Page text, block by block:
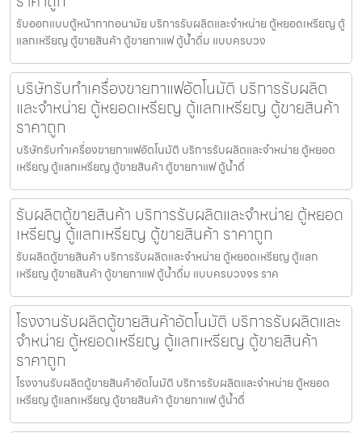
รับออกแบบตู้หน้ากากอนามัย บริการรับผลิตและจำหน่าย ตู้หยอดเหรียญ ตู้
แลกเหรียญ ตู้ขายสินค้า ตู้ขายกาแฟ ตู้น้ำดื่ม แบบครบวง
บริษัทรับทำเครื่องขายกาแฟ​อัตโนมัติ บริการรับผลิต
และจำหน่าย ตู้หยอดเหรียญ ตู้แลกเหรียญ ตู้ขายสินค้า
ราคาถูก
บริษัทรับทำเครื่องขายกาแฟ​อัตโนมัติ บริการรับผลิตและจำหน่าย ตู้หยอด
เหรียญ ตู้แลกเหรียญ ตู้ขายสินค้า ตู้ขายกาแฟ ตู้น้ำดื่
รับผลิตตู้ขายสินค้า บริการรับผลิตและจำหน่าย ตู้หยอด
เหรียญ ตู้แลกเหรียญ ตู้ขายสินค้า ราคาถูก
รับผลิตตู้ขายสินค้า บริการรับผลิตและจำหน่าย ตู้หยอดเหรียญ ตู้แลก
เหรียญ ตู้ขายสินค้า ตู้ขายกาแฟ ตู้น้ำดื่ม แบบครบวงจร ราค
โรงงานรับผลิตตู้ขายสินค้า​อัตโนมัติ บริการรับผลิตและ
จำหน่าย ตู้หยอดเหรียญ ตู้แลกเหรียญ ตู้ขายสินค้า
ราคาถูก
โรงงานรับผลิตตู้ขายสินค้า​อัตโนมัติ บริการรับผลิตและจำหน่าย ตู้หยอด
เหรียญ ตู้แลกเหรียญ ตู้ขายสินค้า ตู้ขายกาแฟ ตู้น้ำดื่